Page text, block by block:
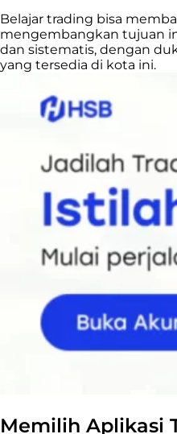
Belajar trading bisa
mengembangkan tujuan
dan sistematis, dengan
yang tersedia di kota ini.
Memilih Aplikasi